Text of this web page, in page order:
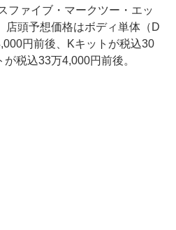
ファイブ・マークツー・エッ
店頭予想価格はボディ単体（D
円前後、Kキットが税込30
税込33万4,000円前後。